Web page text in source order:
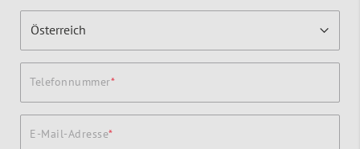
Telefonnummer
E-Mail-Adresse